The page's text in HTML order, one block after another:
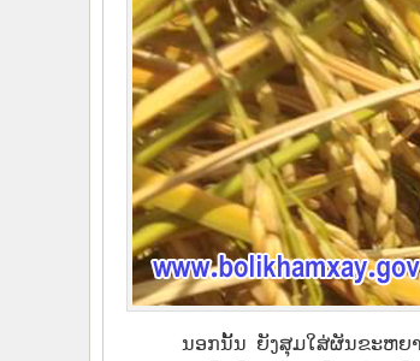
ນອກນັ້ນ ຍັງສຸມໃສ່ຜັນຂະຫຍ